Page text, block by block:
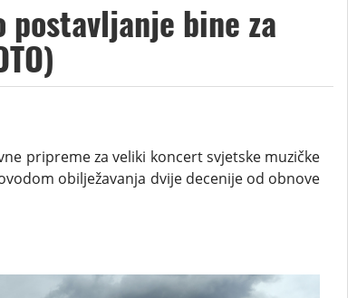
postavljanje bine za
pripreme za veliki koncert svjetske muzičke
obilježavanja dvije decenije od obnove